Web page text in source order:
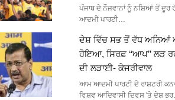
ਪੰਜਾਬ ਦੇ ਨੌਜਵਾਨਾਂ ਨੂੰ ਨਸ਼ਿਆਂ ਤੋਂ
ਆਦਮੀ ਪਾਰਟੀ…
ਦੇਸ਼ ਵਿੱਚ ਸਭ ਤੋਂ ਵੱਧ ਅਨਿਆਂ
ਹੋਇਆ, ਸਿਰਫ਼ ‘‘ਆਪ’’ ਲੜ
ਦੀ ਲੜਾਈ- ਕੇਜਰੀਵਾਲ
ਆਮ ਆਦਮੀ ਪਾਰਟੀ ਦੇ ਰਾਸ਼ਟਰੀ
ਵਿਸ਼ਵ ਆਦਿਵਾਸੀ ਦਿਵਸ 'ਤੇ ਦੇਸ਼